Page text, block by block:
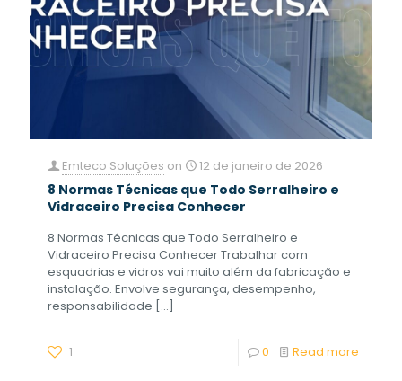
Emteco Soluções on 12 de janeiro de 2026
8 Normas Técnicas que Todo Serralheiro e
Vidraceiro Precisa Conhecer
8 Normas Técnicas que Todo Serralheiro e
Vidraceiro Precisa Conhecer Trabalhar com
esquadrias e vidros vai muito além da fabricação e
instalação. Envolve segurança, desempenho,
responsabilidade […]
1 0 Read more